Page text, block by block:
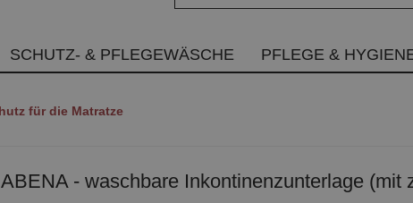
SCHUTZ- & PFLEGEWÄSCHE PFLEGE &
für die Matratze
ABENA - waschbare Inkontinenzunterlage